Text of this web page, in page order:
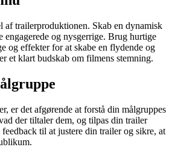
af trailerproduktionen. Skab en dynamisk
engagerede og nysgerrige. Brug hurtige
og effekter for at skabe en flydende og
et klart budskab om filmens stemning.
er det afgørende at forstå din målgruppes
der tiltaler dem, og tilpas din trailer
til at justere din trailer og sikre, at